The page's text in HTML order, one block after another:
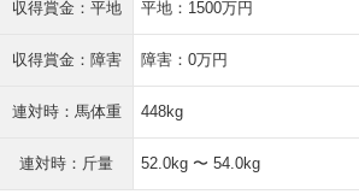
収得賞金：平地 平地：1500万円
収得賞金：障害 障害：0万円
連対時：馬体重 448kg
連対時：斤量 52.0kg 〜 54.0kg